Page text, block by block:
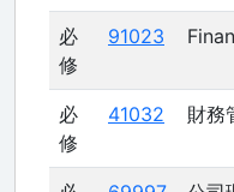
必
修
91023
必
修
41032 財務